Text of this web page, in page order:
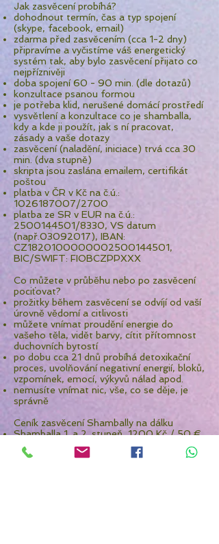
Jak zasvěcení probíhá?
dohodnout termín, čas a typ spojení
(skype, facebook, email)
zdarma před zasvěcením (cca 1-2 dny)
připravíme a vyčistíme váš energetický
systém tak, aby bylo zasvěcení přijato co
nejpříznivěji
doba spojení 60 - 90 min. (dle dotazů)
konzultace psanou formou
je potřeba klid, nerušené domácí prostředí
vysvětlení a konzultace co je shamballa,
kdy a kde ji použít, jak s ní pracovat,
zásady a vaše dotazy
zasvěcení (naladění, iniciace) trvá cca 30
min. (dva stupně)
skripta jsou zaslána emailem, certifikát
poštou
platba v ČR v Kč na č.ú.:
1026187007/2700
platba ze SR v EUR na č.ú.:
2500144501/8330, VS datum
(např.03092017), IBAN:
CZ1820100000002500144501,
BIC/SWIFT: FIOBCZPPXXX
Co můžete v průběhu nebo po zasvěcení
pociťovat?
prožitky během zasvěcení se odvíjí od vaší
úrovně vědomí a citlivosti
můžete vnímat proudění energie do
vašeho těla, vidět barvy, cítit přítomnost
duchovních bytostí
po dobu cca 21 dnů probíhá detoxikační
proces, uvolňování negativní energií, bloků,
vzpomínek, emocí, výkyvů nálad apod.
nemusíte vnímat nic, vše, co se děje, je
správně
Ceník zasvěcení Shambally na dálku
Shamballa 1. a 2. stupeň, 1200 Kč / 50 €
Shamballa 3. a 4. stupeň Mistr - učitel,
1500 Kč / 60 €